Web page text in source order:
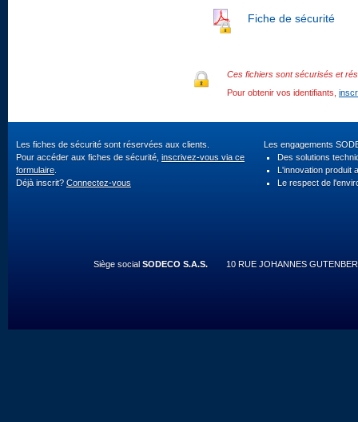
Fiche de sécurité
Ces fichiers sont sécurisés et
Pour obtenir vos identifiants,
Les fiches de sécurité sont réservées aux clients.
Pour accéder aux fiches de sécurité, inscrivez-vous via ce
formulaire
Déjà inscrit? Connectez-vous
Les engagements
Des solutions
L'innovation produit
Le respect de
Siège social SODECO S.A.S. 10 RUE JOHANNES